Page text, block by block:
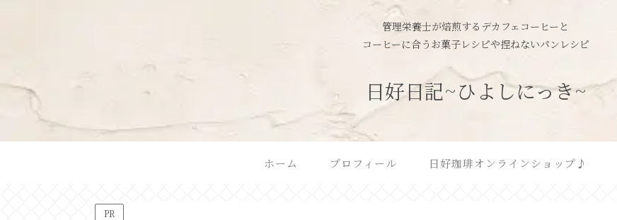
管理栄養士が焙煎するデカフェコーヒーと
コーヒーに合うお菓子レシピや捏ねないパンレシピ
日好日記~ひよしにっき~
ホーム プロフィール 日好珈琲オンラインショップ♪
PR